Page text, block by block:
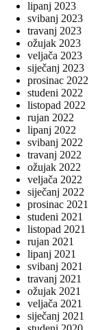
lipanj 2023
svibanj 2023
travanj 2023
ožujak 2023
veljača 2023
siječanj 2023
prosinac 2022
studeni 2022
listopad 2022
rujan 2022
lipanj 2022
svibanj 2022
travanj 2022
ožujak 2022
veljača 2022
siječanj 2022
prosinac 2021
studeni 2021
listopad 2021
rujan 2021
lipanj 2021
svibanj 2021
travanj 2021
ožujak 2021
veljača 2021
siječanj 2021